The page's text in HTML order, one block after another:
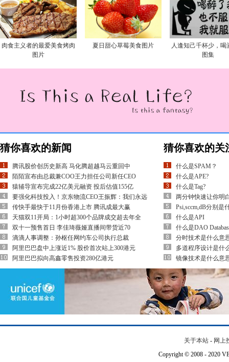
肉食主义者的最爱美食烤肉
图片
夏日甜心草莓美食图片
人逢知己千杯少，喝
图集
猜你喜欢的新闻
腾讯股价创历史新高 马化腾超越马云重回中
陌陌宣布由总裁兼COO王力担任公司新任CEO
猿辅导宣布完成22亿美元融资 投后估值155亿
要强化科技投入！京东物流CEO王振辉：我们永远
传快手最快于11月份香港上市 腾讯成最大赢
天猫双11开局：1小时超300个品牌成交超去年全
双十一预售首日 李佳琦薇娅直播间带货近70
滴滴人事调整：孙枢任网约车公司执行总裁
阿里巴巴盘中上涨近1% 股价首次站上300港元
阿里巴巴拟向高鑫零售投资280亿港元
猜你喜欢的关
什么是SPAM？
什么是APE?
什么是Tag?
两分钟快速让你明
Psi,sccm,dB分别是
什么是API
什么是DAO
分时技术是什么意
多道程序设计是什
镜像技术是什么意
关于本站 - 网上
Copyright © 2008 - 2020